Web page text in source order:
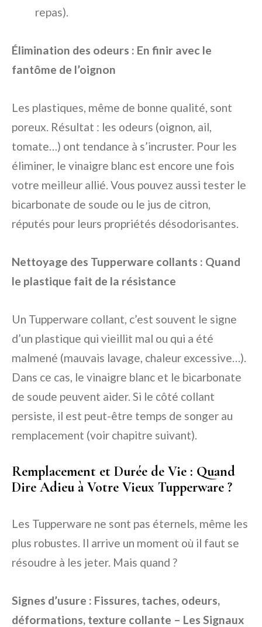
repas).
Élimination des odeurs : En finir avec le
fantôme de l’oignon
Les plastiques, même de bonne qualité, sont
poreux. Résultat : les odeurs (oignon, ail,
tomate…) ont tendance à s’incruster. Pour les
éliminer, le vinaigre blanc est encore une fois
votre meilleur allié. Vous pouvez aussi tester le
bicarbonate de soude ou le jus de citron,
réputés pour leurs propriétés désodorisantes.
Nettoyage des Tupperware collants : Quand
le plastique fait de la résistance
Un Tupperware collant, c’est souvent le signe
d’un plastique qui vieillit mal ou qui a été
malmené (mauvais lavage, chaleur excessive…).
Dans ce cas, le vinaigre blanc et le bicarbonate
de soude peuvent aider. Si le côté collant
persiste, il est peut-être temps de songer au
remplacement (voir chapitre suivant).
Remplacement et Durée de Vie : Quand
Dire Adieu à Votre Vieux Tupperware ?
Les Tupperware ne sont pas éternels, même les
plus robustes. Il arrive un moment où il faut se
résoudre à les jeter. Mais quand ?
Signes d’usure : Fissures, taches, odeurs,
déformations, texture collante – Les Signaux